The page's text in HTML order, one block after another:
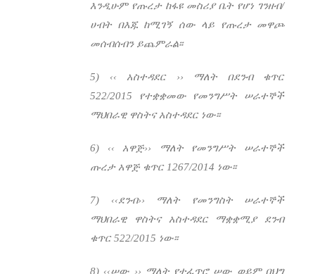
እንዲሁም የጡረታ ከፋዩ መስሪያ ቤት የሆነ ገንዘብ/
ሀብት በእጁ ከሚገኝ ሰው ላይ የጡረታ መዋጮ
መሰብሰብን ይጨምራል፡፡
5) ‹‹ አስተዳደር ›› ማለት በደንብ ቁጥር
522/2015 የተቋቋመው የመንግሥት ሠራተኞች
ማህበራዊ ዋስትና አስተዳደር ነው፡፡
6) ‹‹ አዋጅ›› ማለት የመንግሥት ሠራተኞች
ጡረታ አዋጅ ቁጥር 1267/2014 ነው፡፡
7) ‹‹ደንብ›› ማለት የመንግስት ሠራተኞች
ማህበራዊ ዋስትና አስተዳደር ማቋቋሚያ ደንብ
ቁጥር 522/2015 ነው፡፡
8) ‹‹ሠው ›› ማለት የተፈጥሮ ሠው ወይም በህግ